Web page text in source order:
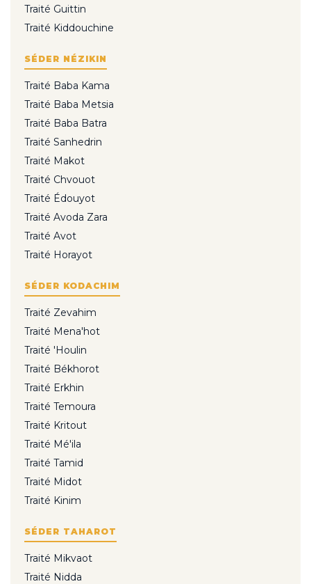
Traité Guittin
Traité Kiddouchine
SÉDER NÉZIKIN
Traité Baba Kama
Traité Baba Metsia
Traité Baba Batra
Traité Sanhedrin
Traité Makot
Traité Chvouot
Traité Édouyot
Traité Avoda Zara
Traité Avot
Traité Horayot
SÉDER KODACHIM
Traité Zevahim
Traité Mena'hot
Traité 'Houlin
Traité Békhorot
Traité Erkhin
Traité Temoura
Traité Kritout
Traité Mé'ila
Traité Tamid
Traité Midot
Traité Kinim
SÉDER TAHAROT
Traité Mikvaot
Traité Nidda